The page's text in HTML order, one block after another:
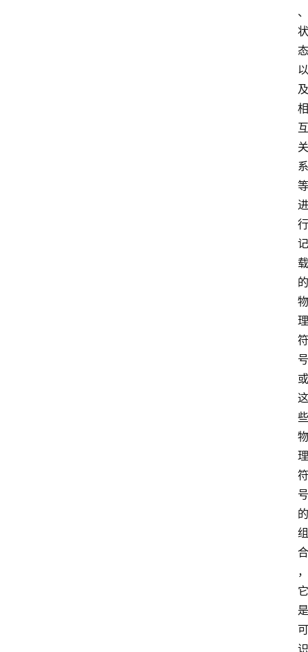
、
状
态
以
及
相
互
关
系
等
进
行
记
载
的
物
理
符
号
或
这
些
物
理
符
号
的
组
合
，
它
是
可
识